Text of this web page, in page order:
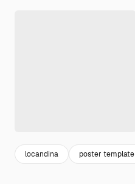
locandina poster template